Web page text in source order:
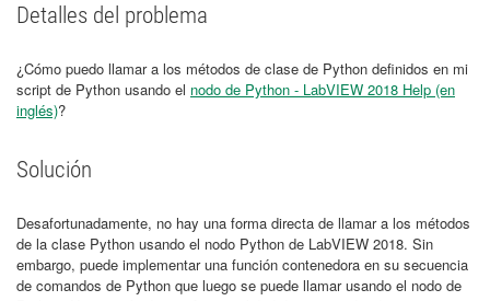
Detalles del problema
¿Cómo puedo llamar a los métodos de clase de Python definidos en mi
script de Python usando el nodo de Python - LabVIEW 2018 Help (en
inglés)?
Solución
Desafortunadamente, no hay una forma directa de llamar a los métodos
de la clase Python usando el nodo Python de LabVIEW 2018. Sin
embargo, puede implementar una función contenedora en su secuencia
de comandos de Python que luego se puede llamar usando el nodo de